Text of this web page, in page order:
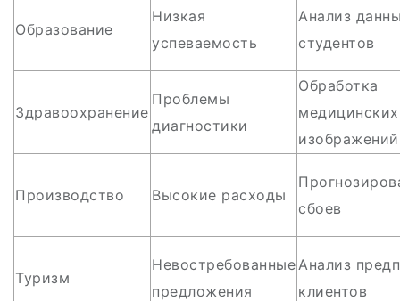
Образование
Низкая
успеваемость
Анализ
студентов
Здравоохранение
Проблемы
диагностики
Обработка
медицинских
изображений
Производство Высокие расходы
сбоев
Туризм
Невостребованные
предложения
Анализ
клиентов